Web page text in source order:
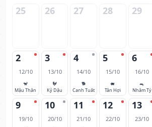
25 26 27 28 29
2
12/10
🐒
Mậu Thân
3
13/10
🐓
Kỷ Dậu
4
14/10
🐕
Canh Tuất
5
15/10
🐖
Tân Hợi
6
16/10
🐀
Nhâm Tý
9
19/10
10
20/10
11
21/10
12
22/10
13
23/10